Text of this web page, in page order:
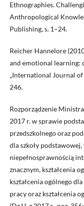
Ethnographies.
Anthropological
Publishing, s. 1–24.
Reicher Hannelore
and emotional learning:
„International Journal of
246.
Rozporządzenie
2017 r. w sprawie
przedszkolnego oraz
dla szkoły
niepełnosprawnością
znacznym, kształcenia
kształcenia ogólnego
pracy oraz kształcenia